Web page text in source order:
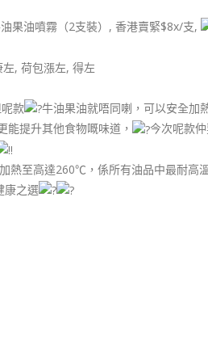
果油噴霧（2支裝）, 香港賣緊$8x/支,
, 荷包漲左, 得左
呢款 牛油果油就唔同喇，可以安全加
能提升其他食物嘅味道，
今次呢款
加熱至高達260℃，係所有油品中最耐高
康之選